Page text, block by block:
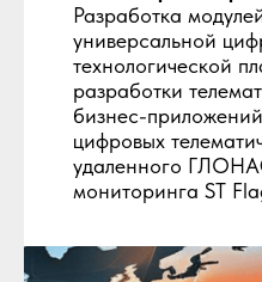
Разработка
универсальной
технологической
разработки
бизнес-
цифровых
удаленного
мониторинга ST